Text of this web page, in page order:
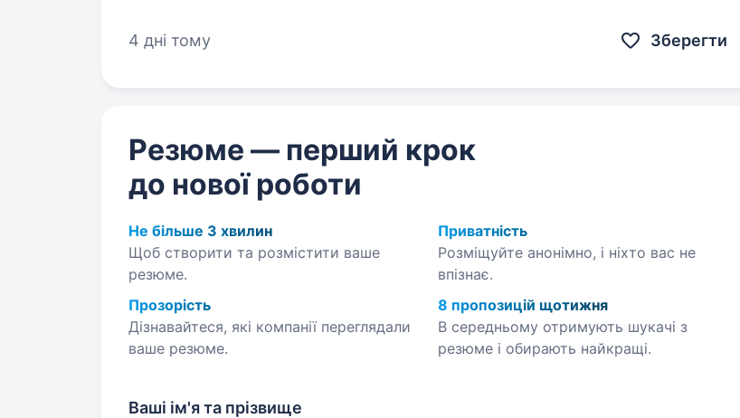
4 дні тому
Зберегти
Резюме — перший крок
до нової роботи
Не більше 3 хвилин
Щоб створити та розмістити ваше
резюме.
Приватність
Розміщуйте анонімно, і ніхто вас не
впізнає.
Прозорість
Дізнавайтеся, які компанії переглядали
ваше резюме.
8 пропозицій щотижня
В середньому отримують шукачі з
резюме і обирають найкращі.
Ваші ім'я та прізвище